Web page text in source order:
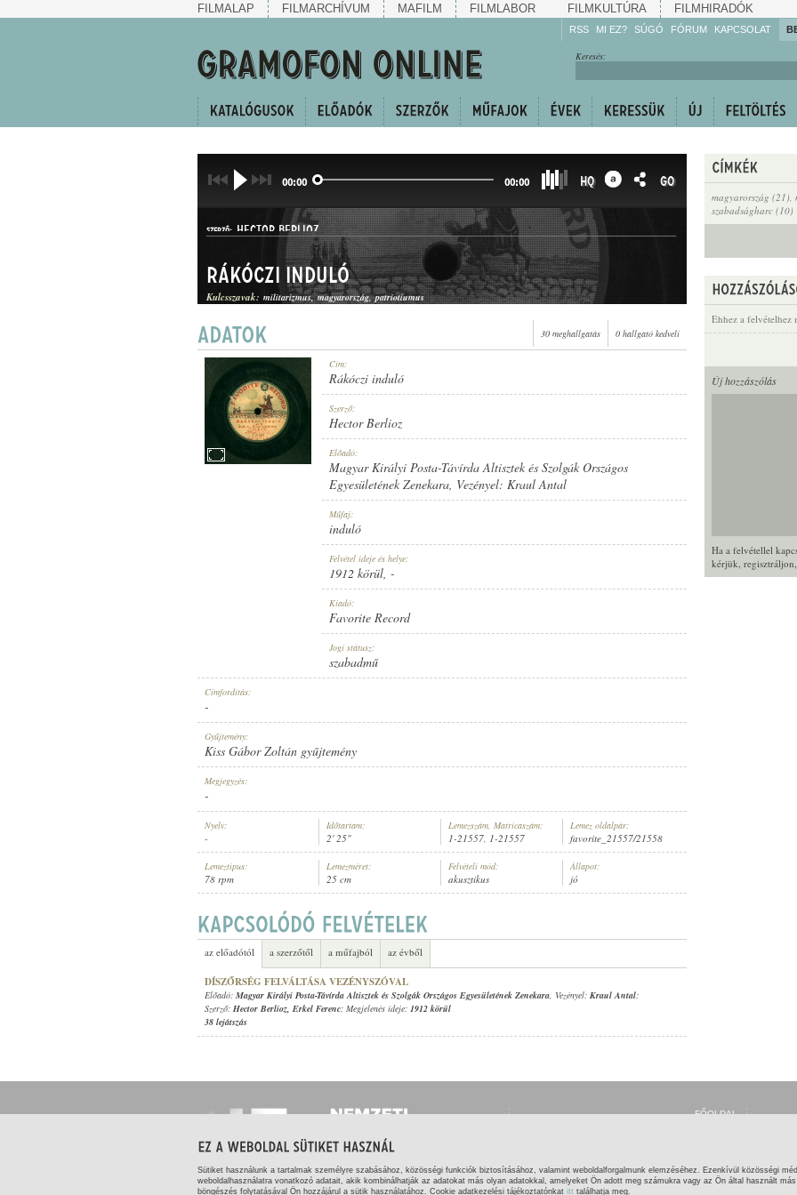
FILMALAP FILMARCHÍVUM MAFILM FILMLABOR FILMKULTÚRA FILMHIRADÓK
RSS MI EZ? SÚGÓ
Gyarapítsa!
FÓRUM KAPCSOLAT
Keresés:
magyarország (21),
szabadságharc (10)
Ehhez a felvételhez
Új hozzászólás
Ha a felvétellel
kérjük, regisztráljon
00:00 00:00 HQ GO
ELŐADÓ:
MAGYAR KIRÁLYI POSTA-TÁVÍRDA ALTISZTEK ÉS SZOLGÁK ORSZÁGOS EGYESÜLETÉNEK ZENEKARA, VEZÉNYEL:
SZERZŐ: HECTOR BERLIOZ
INDULÓ
1912 KÖRÜL
1-21557
Rákóczi induló
Kulcsszavak: militarizmus magyarország patriotiumus
30 meghallgatás 0 hallgató kedveli
Cím:
Rákóczi induló
Szerző:
Hector Berlioz
Előadó:
Magyar Királyi Posta-Távírda Altisztek és Szolgák Országos
Egyesületének Zenekara, Vezényel: Kraul Antal
Műfaj:
induló
Felvétel ideje és helye:
1912 körül, -
Kiadó:
Favorite Record
Jogi státusz:
szabadmű
Címfordítás:
-
Gyűjtemény:
Kiss Gábor Zoltán gyűjtemény
Megjegyzés:
-
Nyelv:
-
Időtartam:
2' 25"
Lemezszám, Matricaszám:
1-21557, 1-21557
Lemez oldalpár:
favorite_21557/21558
Lemeztípus:
78 rpm
Lemezméret:
25 cm
Felvételi mód:
akusztikus
Állapot:
jó
az előadótól a szerzőtől a műfajból az évből
DÍSZŐRSÉG FELVÁLTÁSA VEZÉNYSZÓVAL
Előadó: Magyar Királyi Posta-Távírda Altisztek és Szolgák Országos Egyesületének Zenekara, Vezényel: Kraul Antal;
Szerző: Hector Berlioz, Erkel Ferenc; Megjelenés ideje: 1912 körül
38 lejátszás
Sütiket használunk a tartalmak személyre szabásához, közösségi funkciók biztosításához, valamint weboldalforgalmunk elemzéséhez. Ezenkívül közösségi
weboldalhasználatra vonatkozó adatait, akik kombinálhatják az adatokat más olyan adatokkal, amelyeket Ön adott meg számukra vagy az Ön által használt
böngészés folytatásával Ön hozzájárul a sütik használatához. Cookie adatkezelési tájékoztatónkat itt találhatja meg.
FŐOLDAL
KAPCSOLAT